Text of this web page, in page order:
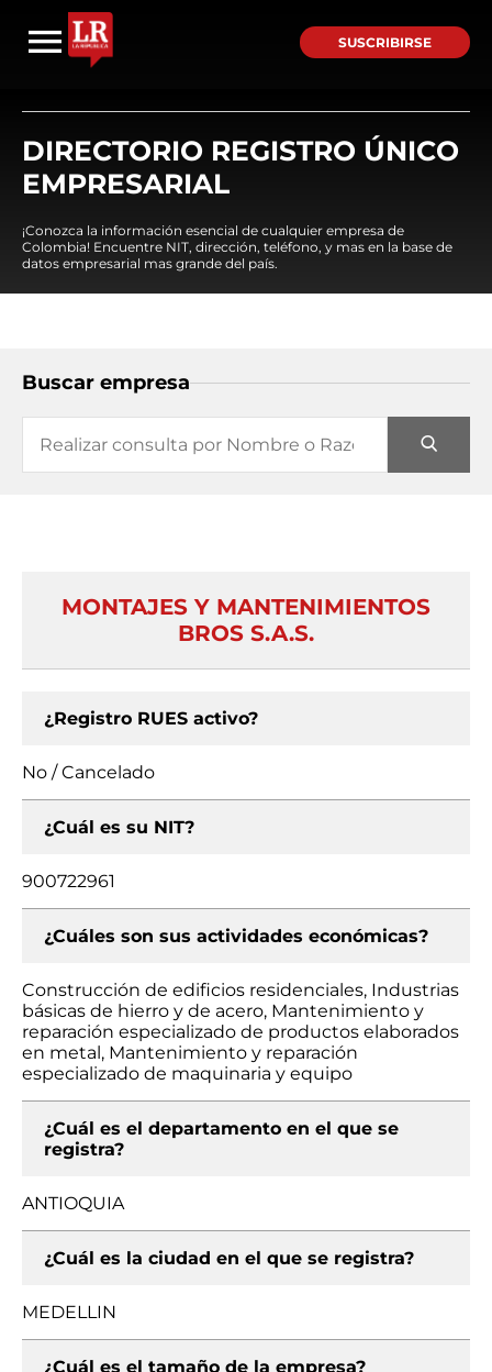
SUSCRIBIRSE
DIRECTORIO REGISTRO ÚNICO
EMPRESARIAL
¡Conozca la información esencial de cualquier empresa de
Colombia! Encuentre NIT, dirección, teléfono, y mas en la base de
datos empresarial mas grande del país.
Buscar empresa
MONTAJES Y MANTENIMIENTOS
BROS S.A.S.
¿Registro RUES activo?
No / Cancelado
¿Cuál es su NIT?
900722961
¿Cuáles son sus actividades económicas?
Construcción de edificios residenciales, Industrias
básicas de hierro y de acero, Mantenimiento y
reparación especializado de productos elaborados
en metal, Mantenimiento y reparación
especializado de maquinaria y equipo
¿Cuál es el departamento en el que se
registra?
ANTIOQUIA
¿Cuál es la ciudad en el que se registra?
MEDELLIN
¿Cuál es el tamaño de la empresa?